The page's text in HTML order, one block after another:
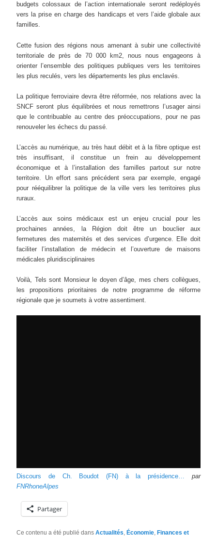
budgets colossaux de l’action internationale seront redéployés
vers la prise en charge des handicaps et vers l’aide globale aux
familles.
Cette fusion des régions nous amenant à subir une collectivité
territoriale de près de 70 000 km2, nous nous engageons à
orienter l’ensemble des politiques publiques vers les territoires
les plus reculés, vers les départements les plus enclavés.
La politique ferroviaire devra être réformée, nos relations avec la
SNCF seront plus équilibrées et nous remettrons l’usager ainsi
que le contribuable au centre des préoccupations, pour ne pas
renouveler les échecs du passé.
L’accès au numérique, au très haut débit et à la fibre optique est
très insuffisant, il constitue un frein au développement
économique et à l’installation des familles partout sur notre
territoire. Un effort sans précédent sera par exemple, engagé
pour rééquilibrer la politique de la ville vers les territoires plus
ruraux.
L’accès aux soins médicaux est un enjeu crucial pour les
prochaines années, la Région doit être un bouclier aux
fermetures des maternités et des services d’urgence. Elle doit
faciliter l’installation de médecin et l’ouverture de maisons
médicales pluridisciplinaires
Voilà, Tels sont Monsieur le doyen d’âge, mes chers collègues,
les propositions prioritaires de notre programme de réforme
régionale que je soumets à votre assentiment.
Discours de Ch. Boudot (FN) à la présidence…
par
FNRhoneAlpes
Partager
Ce contenu a été publié dansActualités, Économie, Finances et